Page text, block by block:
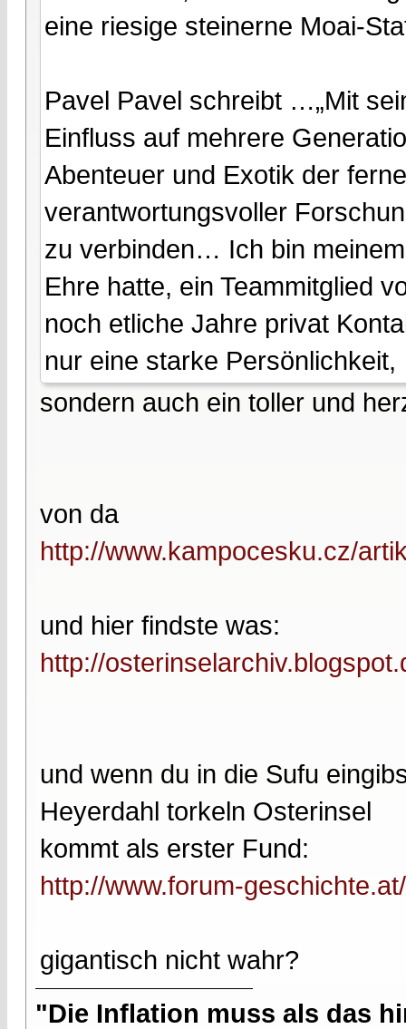
eine riesige steinerne Moai-
Pavel Pavel schreibt …„Mit
Einfluss auf mehrere
Abenteuer und Exotik der
verantwortungsvoller
zu verbinden… Ich bin
Ehre hatte, ein Teammitglied
noch etliche Jahre privat
nur eine starke Persönlichkeit,
sondern auch ein toller und
von da
http://www.kampocesku.cz/
und hier findste was:
http://
und wenn du in die Sufu
Heyerdahl torkeln Osterinsel
kommt als erster Fund:
http://www.forum-
gigantisch nicht wahr?
"Die Inflation muss als das